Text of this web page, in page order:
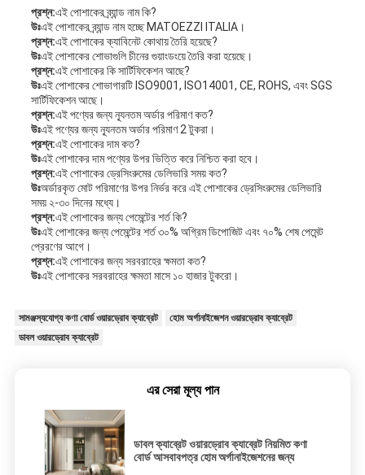
প্রশ্ন:এই পোশাকের ব্র্যান্ড নাম কি?
উঃএই পোশাকের ব্র্যান্ড নাম হচ্ছে MATOEZZI ITALIA।
প্রশ্ন:এই পোশাকের ক্যাবিনেট কোথায় তৈরি হয়েছে?
উঃএই পোশাকের শোভাগুলি চীনের গুয়াংডংয়ে তৈরি করা হয়েছে।
প্রশ্ন:এই পোশাকের কি সার্টিফিকেশন আছে?
উঃএই পোশাকের শোভাগারটি ISO9001, ISO14001, CE, ROHS, এবং SGS
সার্টিফিকেশন আছে।
প্রশ্ন:এই পণ্যের জন্য ন্যূনতম অর্ডার পরিমাণ কত?
উঃএই পণ্যের জন্য ন্যূনতম অর্ডার পরিমাণ 2 টুকরা।
প্রশ্ন:এই পোশাকের দাম কত?
উঃএই পোশাকের দাম পণ্যের উপর ভিত্তি করে নিশ্চিত করা হবে।
প্রশ্ন:এই পোশাকের ড্রেসিংরুমের ডেলিভারি সময় কত?
উঃঅর্ডারকৃত মোট পরিমাণের উপর নির্ভর করে এই পোশাকের ড্রেসিংরুমের ডেলিভারি
সময় ২-৩০ দিনের মধ্যে।
প্রশ্ন:এই পোশাকের জন্য পেমেন্টের শর্ত কি?
উঃএই পোশাকের জন্য পেমেন্টের শর্ত ৩০% অগ্রিম ডিপোজিট এবং ৭০% শেষ পেমেন্ট
প্রেরণের আগে।
প্রশ্ন:এই পোশাকের জন্য সরবরাহের ক্ষমতা কত?
উঃএই পোশাকের সরবরাহের ক্ষমতা মাসে ১০ হাজার টুকরো।
সামঞ্জস্যযোগ্য কণা বোর্ড ওয়ারড্রোব ক্যাব্রেট
হোম অর্গানাইজেশন ওয়ারড্রোব ক্যাব্রেট
ডাবল ওয়ারড্রোব ক্যাব্রেট
এর সেরা মূল্য পান
ডাবল ক্যাব্রেট ওয়ারড্রোব ক্যাব্রেট নিয়মিত কণা
বোর্ড আসবাবপত্র হোম অর্গানাইজেশনের জন্য